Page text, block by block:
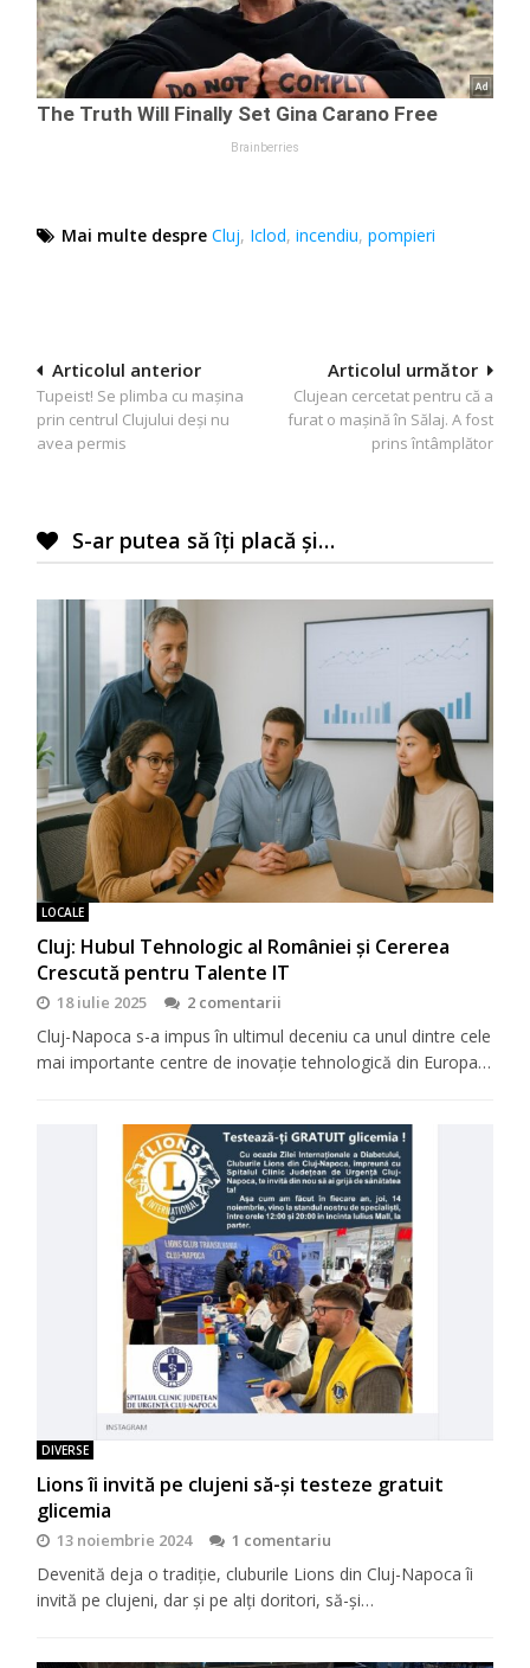
Mai multe despre Cluj, Iclod,incendiu,pompieri
Navigare
în
articole
Articolul următor
Clujean cercetat pentru că a
furat o mașină în Sălaj. A fost
prins întâmplător
Articolul anterior
Tupeist! Se plimba cu mașina
prin centrul Clujului deși nu
avea permis
S-ar putea să îți placă și…
LOCALE
Cluj: Hubul Tehnologic al României și Cererea
Crescută pentru Talente IT
18 iulie 2025 2 comentarii
Cluj-Napoca s-a impus în ultimul deceniu ca unul dintre cele
mai importante centre de inovație tehnologică din Europa…
DIVERSE
Lions îi invită pe clujeni să-şi testeze gratuit
glicemia
13 noiembrie 2024 1 comentariu
Devenită deja o tradiţie, cluburile Lions din Cluj-Napoca îi
invită pe clujeni, dar şi pe alţi doritori, să-şi…